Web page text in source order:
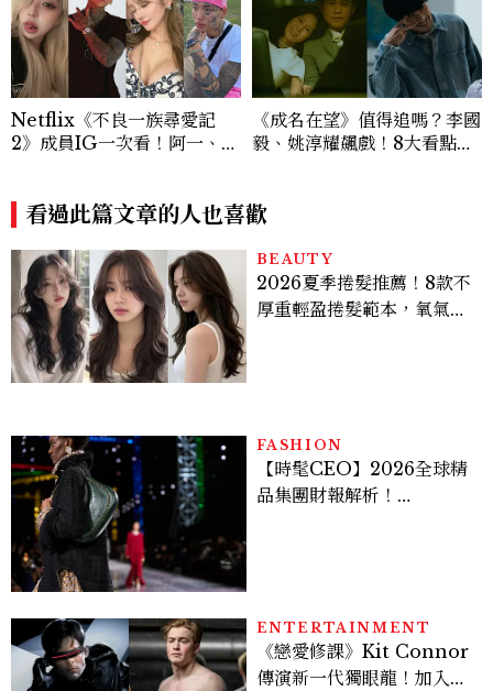
Netflix《不良一族尋愛記
2》成員IG一次看！阿一、彩
《成名在望》值得追嗎？李國
毅、姚淳耀飆戲！8大看點與
看過此篇文章的人也喜歡
BEAUTY
2026夏季捲髮推薦！8款不
厚重輕盈捲髮範本，氧氣層
FASHION
【時髦CEO】2026全球精
品集團財報解析！
ENTERTAINMENT
《戀愛修課》Kit Connor
傳演新一代獨眼龍！加入新